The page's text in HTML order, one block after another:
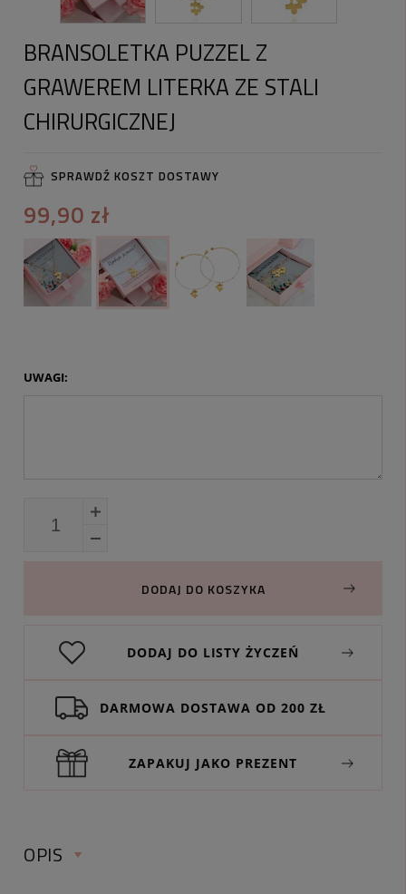
BRANSOLETKA PUZZEL Z
GRAWEREM LITERKA ZE STALI
CHIRURGICZNEJ
SPRAWDŹ KOSZT DOSTAWY
99,90 zł
UWAGI:
DODAJ DO KOSZYKA
DODAJ DO LISTY ŻYCZEŃ
DARMOWA DOSTAWA OD 200 ZŁ
ZAPAKUJ JAKO PREZENT
OPIS